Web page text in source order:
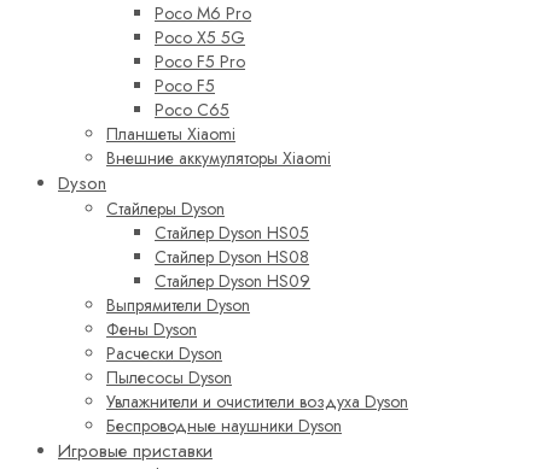
Poco M6 Pro
Poco X5 5G
Poco F5 Pro
Poco F5
Poco C65
Планшеты Xiaomi
Внешние аккумуляторы Xiaomi
Dyson
Стайлеры Dyson
Стайлер Dyson HS05
Стайлер Dyson HS08
Стайлер Dyson HS09
Выпрямители Dyson
Фены Dyson
Расчески Dyson
Пылесосы Dyson
Увлажнители и очистители воздуха Dyson
Беспроводные наушники Dyson
Игровые приставки